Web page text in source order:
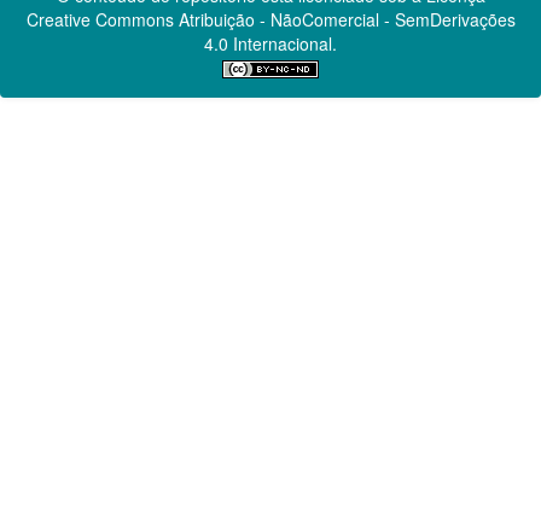
Creative CommonsAtribuição - NãoComercial - SemDerivações
4.0 Internacional.